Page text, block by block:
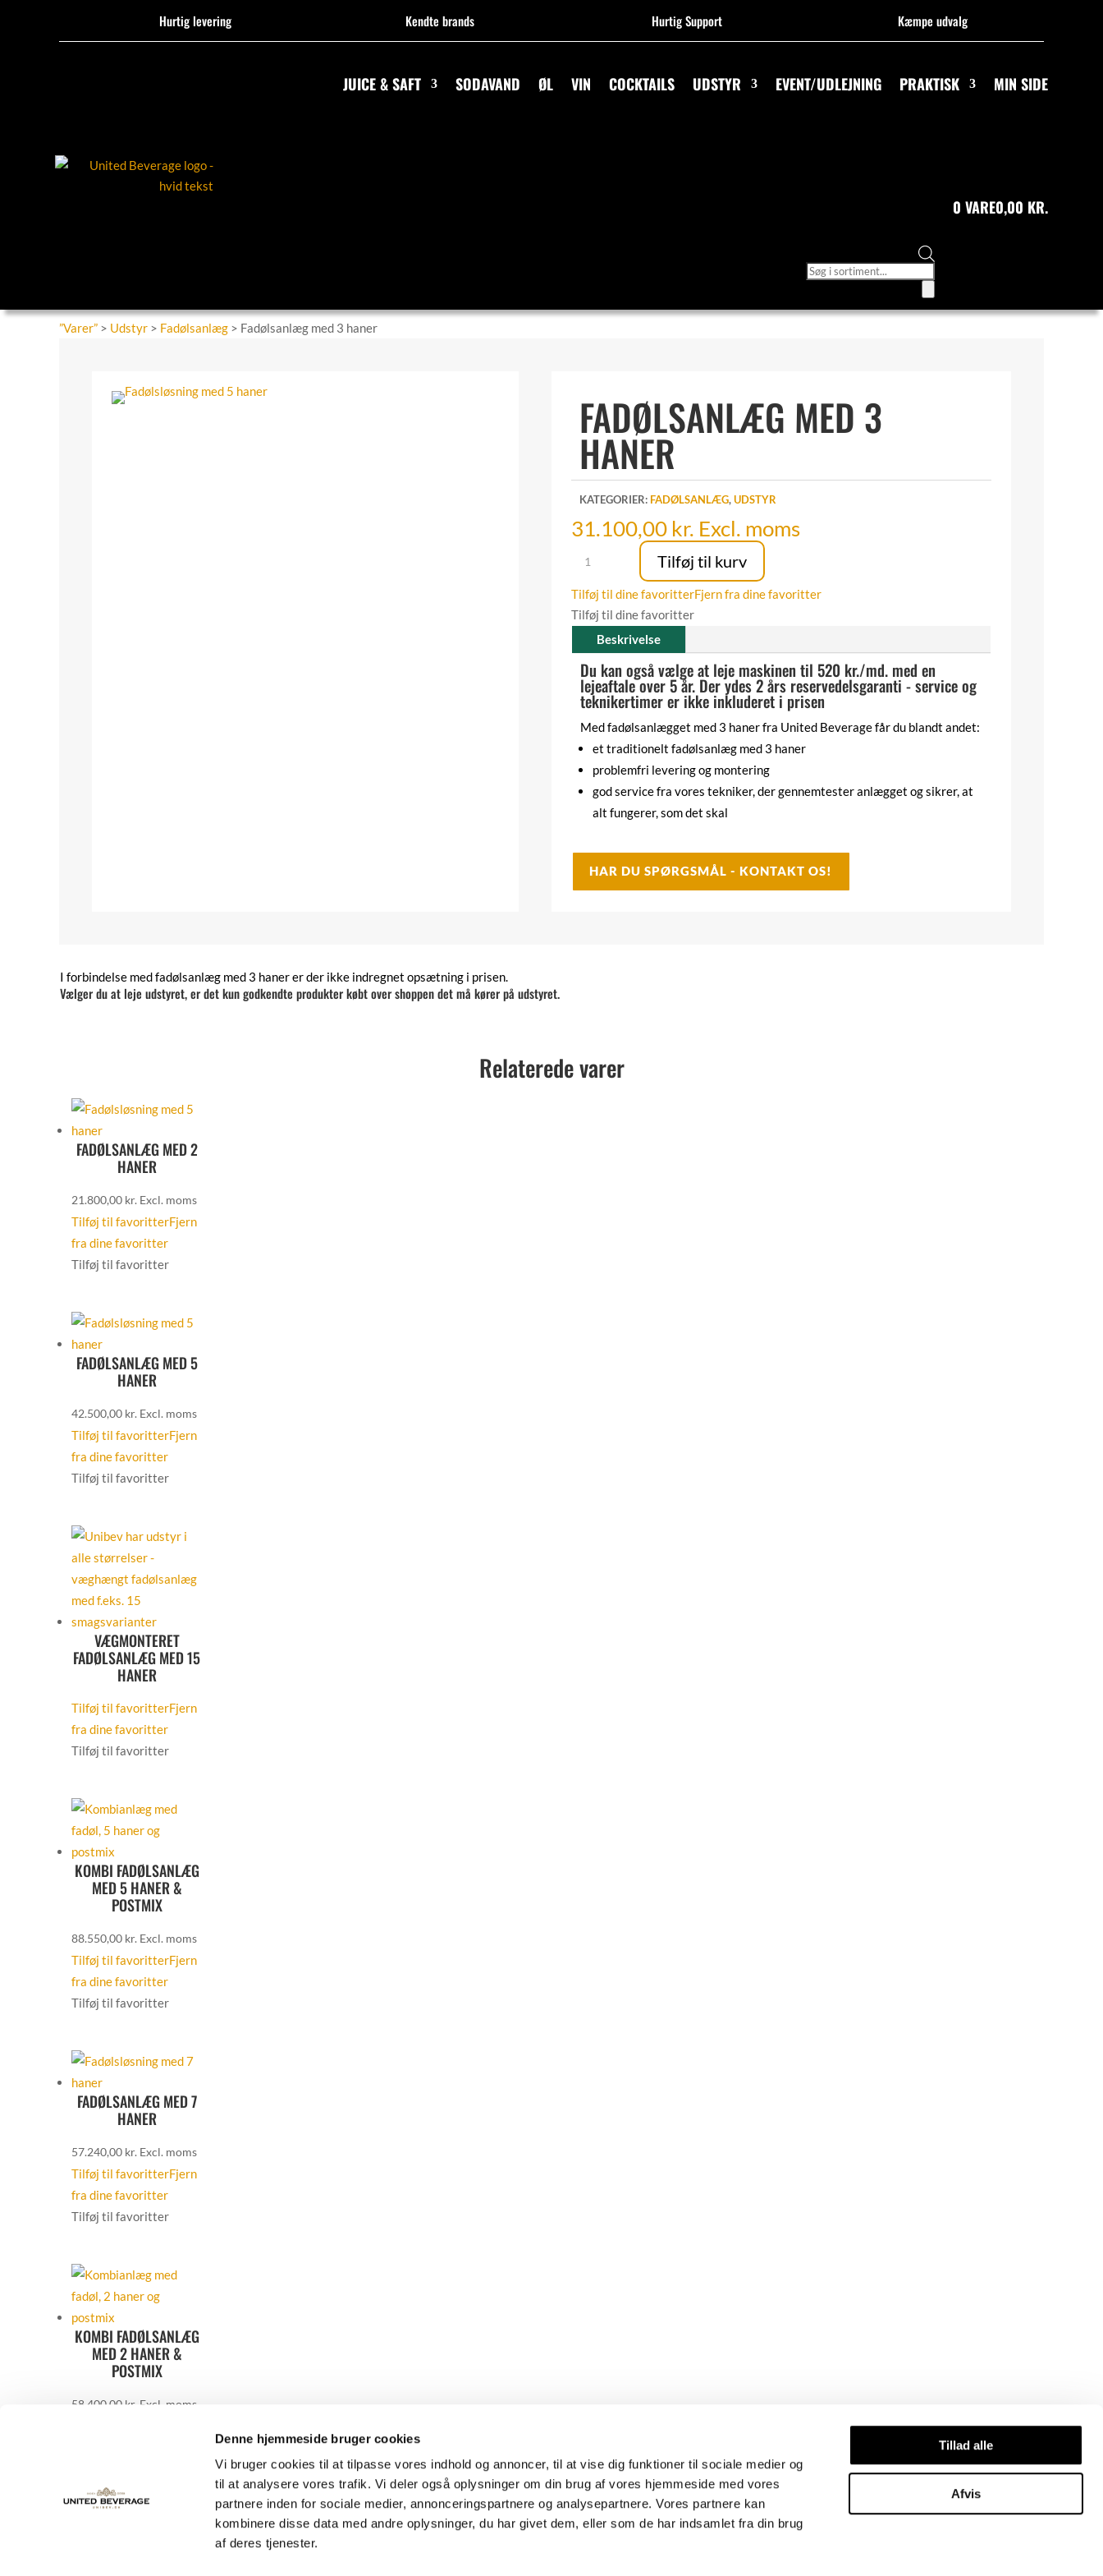
Denne hjemmeside bruger cookies
Vi bruger cookies til at tilpasse vores indhold og annoncer, til at vise dig funktioner til sociale medier og
til at analysere vores trafik. Vi deler også oplysninger om din brug af vores hjemmeside med vores
partnere inden for sociale medier, annonceringspartnere og analysepartnere. Vores partnere kan
kombinere disse data med andre oplysninger, du har givet dem, eller som de har indsamlet fra din brug
af deres tjenester.
Tillad alle
Afvis
Hurtig levering Kendte brands Hurtig Support Kæmpe udvalg
JUICE & SAFT SODAVAND ØL VIN COCKTAILS UDSTYR EVENT/UDLEJNING PRAKTISK MIN SIDE
Products
search
0 VARE0,00 KR.
”Varer” > Udstyr > Fadølsanlæg > Fadølsanlæg med 3 haner
FADØLSANLÆG MED 3
HANER
KATEGORIER: FADØLSANLÆG,UDSTYR
31.100,00 kr. Excl. moms
med
3
haner
antal
Tilføj til kurv
Tilføj til dine favoritterFjern fra dine favoritter
Tilføj til dine favoritter
Beskrivelse
Du kan også vælge at leje maskinen til 520 kr./md. med en
lejeaftale over 5 år. Der ydes 2 års reservedelsgaranti - service og
teknikertimer er ikke inkluderet i prisen
Med fadølsanlægget med 3 haner fra United Beverage får du blandt andet:
et traditionelt fadølsanlæg med 3 haner
problemfri levering og montering
god service fra vores tekniker, der gennemtester anlægget og sikrer, at
alt fungerer, som det skal
HAR DU SPØRGSMÅL - KONTAKT OS!
I forbindelse med fadølsanlæg med 3 haner er der ikke indregnet opsætning i prisen.
Vælger du at leje udstyret, er det kun godkendte produkter købt over shoppen det må kører på udstyret.
Relaterede varer
FADØLSANLÆG MED 2
HANER
21.800,00 kr. Excl. moms
Tilføj til favoritterFjern
fra dine favoritter
Tilføj til favoritter
FADØLSANLÆG MED 5
HANER
42.500,00 kr. Excl. moms
Tilføj til favoritterFjern
fra dine favoritter
Tilføj til favoritter
VÆGMONTERET
FADØLSANLÆG MED 15
HANER
Tilføj til favoritterFjern
fra dine favoritter
Tilføj til favoritter
KOMBI FADØLSANLÆG
MED 5 HANER &
POSTMIX
88.550,00 kr. Excl. moms
Tilføj til favoritterFjern
fra dine favoritter
Tilføj til favoritter
FADØLSANLÆG MED 7
HANER
57.240,00 kr. Excl. moms
Tilføj til favoritterFjern
fra dine favoritter
Tilføj til favoritter
KOMBI FADØLSANLÆG
MED 2 HANER &
POSTMIX
58.400,00 kr. Excl. moms